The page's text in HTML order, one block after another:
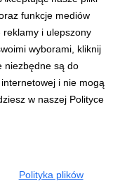
funkcje mediów
reklamy i ulepszony
wyborami, kliknij
niezbędne są do
i nie mogą
w naszej Polityce
Polityka plików